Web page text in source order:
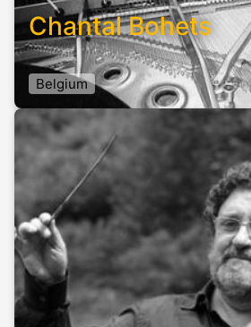
Chantal Bohets
Belgium